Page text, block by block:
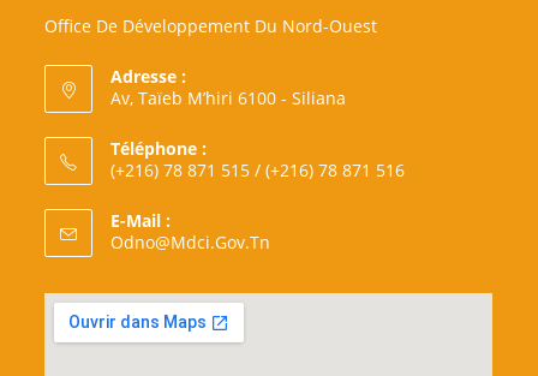
Office De Développement Du Nord-Ouest
Adresse :
Av, Taïeb M’hiri 6100 - Siliana
Téléphone :
(+216) 78 871 515 / (+216) 78 871 516
E-Mail :
Odno@mdci.gov.tn